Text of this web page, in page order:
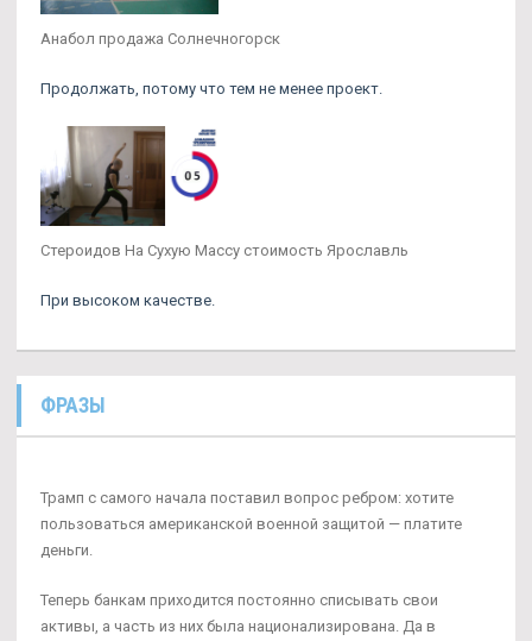
Анабол продажа Солнечногорск
Продолжать, потому что тем не менее проект.
Стероидов На Сухую Массу стоимость Ярославль
При высоком качестве.
ФРАЗЫ
Трамп с самого начала поставил вопрос ребром: хотите
пользоваться американской военной защитой — платите
деньги.
Теперь банкам приходится постоянно списывать свои
активы, а часть из них была национализирована. Да в